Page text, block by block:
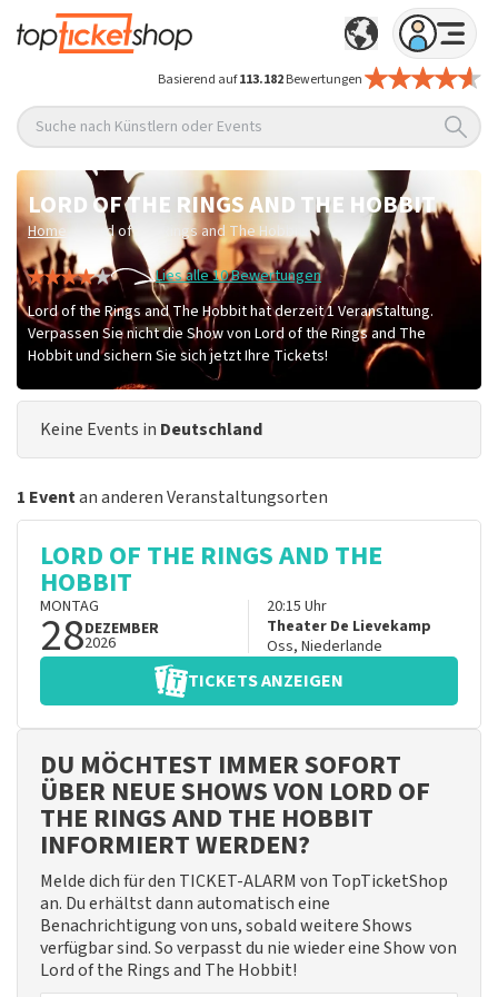
Basierend auf113.182Bewertungen
Suche nach Künstlern oder Events
LORD OF THE RINGS AND THE HOBBIT
Home
Lord of the Rings and The Hobbit
Lies alle 10 Bewertungen
Lord of the Rings and The Hobbit hat derzeit 1 Veranstaltung.
Verpassen Sie nicht die Show von Lord of the Rings and The
Hobbit und sichern Sie sich jetzt Ihre Tickets!
Keine Events in Deutschland
1 Eventan anderen Veranstaltungsorten
LORD OF THE RINGS AND THE
HOBBIT
MONTAG
28DEZEMBER
2026
20:15 Uhr
Theater De Lievekamp
Oss, Niederlande
TICKETS ANZEIGEN
DU MÖCHTEST IMMER SOFORT
ÜBER NEUE SHOWS VON LORD OF
THE RINGS AND THE HOBBIT
INFORMIERT WERDEN?
Melde dich für den TICKET-ALARM von TopTicketShop
an. Du erhältst dann automatisch eine
Benachrichtigung von uns, sobald weitere Shows
verfügbar sind. So verpasst du nie wieder eine Show von
Lord of the Rings and The Hobbit!